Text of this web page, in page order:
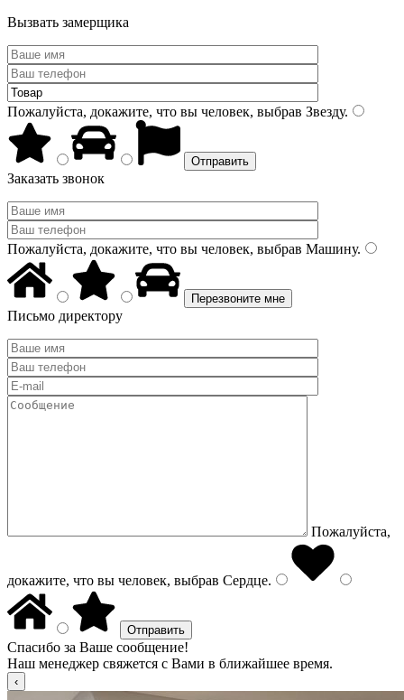
Вызвать замерщика
Пожалуйста, докажите, что вы человек, выбрав Звезду.
Заказать звонок
Пожалуйста, докажите, что вы человек, выбрав Машину.
Письмо директору
Пожалуйста,
докажите, что вы человек, выбрав Сердце.
Спасибо за Ваше сообщение!
Наш менеджер свяжется с Вами в ближайшее время.